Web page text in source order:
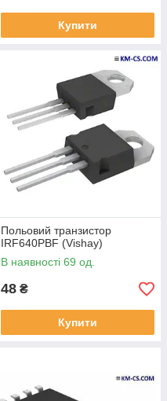
Купити
Польовий транзистор
IRF640PBF (Vishay)
В наявності 69 од.
48 ₴
Купити